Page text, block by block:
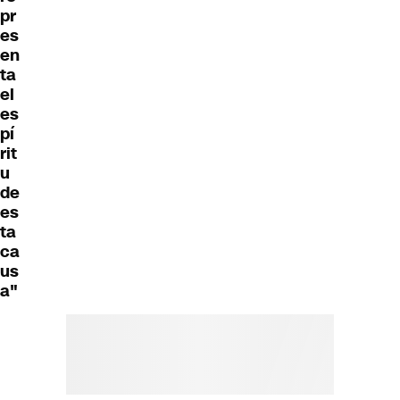
pr
es
en
ta
el
es
pí
rit
u
de
es
ta
ca
us
a"